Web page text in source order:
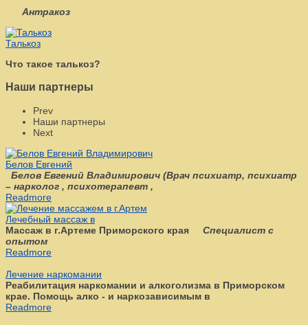
Антракоз
Талькоз
Что такое талькоз?
Наши партнеры
Prev
Наши партнеры
Next
Белов Евгений
Белов Евгений Владимирович (Врач психиатр, психиатр
– нарколог , психотерапевт ,
Readmore
Лечебный массаж в
Массаж в г.Артеме Приморского края
Специалист с
опытом
Readmore
Лечение наркомании
Реабилитация наркомании и алкоголизма в Приморском
крае. Помощь алко - и наркозависимым в
Readmore